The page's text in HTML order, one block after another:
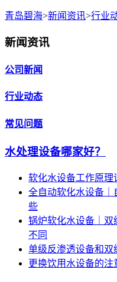
青岛碧海>新闻资讯>行业
新闻资讯
公司新闻
行业动态
常见问题
水处理设备哪家好？
软化水设备工作原理
全自动软化水设备｜
些
锅炉软化水设备｜双
不同
单级反渗透设备和双
更换饮用水设备的注